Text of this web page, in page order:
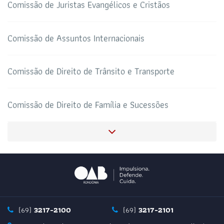
Comissão de Juristas Evangélicos e Cristãos
Comissão de Assuntos Internacionais
Comissão de Direito de Trânsito e Transporte
Comissão de Direito de Família e Sucessões
Comissão de Orçamentos e Contas
Comissão Permanente de Proteção de Dados
Comissão de Direito Imobiliário, Urbanístico e Notarial
(69) 3217-2100 (69) 3217-2101